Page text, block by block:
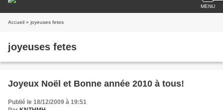
MENU
Accueil » joyeuses fetes
joyeuses fetes
Joyeux Noël et Bonne année 2010 à tous!
Publié le 18/12/2009 à 19:51